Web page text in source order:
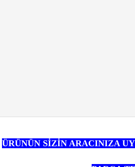
ÜRÜNÜN SİZİN ARACINIZA